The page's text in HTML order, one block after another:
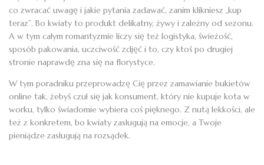
co zwracać uwagę i jakie pytania zadawać, zanim klikniesz „kup
teraz”. Bo kwiaty to produkt delikatny, żywy i zależny od sezonu.
A w tym całym romantyzmie liczy się też logistyka, świeżość,
sposób pakowania, uczciwość zdjęć i to, czy ktoś po drugiej
stronie naprawdę zna się na florystyce.
W tym poradniku przeprowadzę Cię przez zamawianie bukietów
online tak, żebyś czuł się jak konsument, który nie kupuje kota w
worku, tylko świadomie wybiera coś pięknego. Z nutą lekkości, ale
też z konkretem, bo kwiaty zasługują na emocje, a Twoje
pieniądze zasługują na rozsądek.